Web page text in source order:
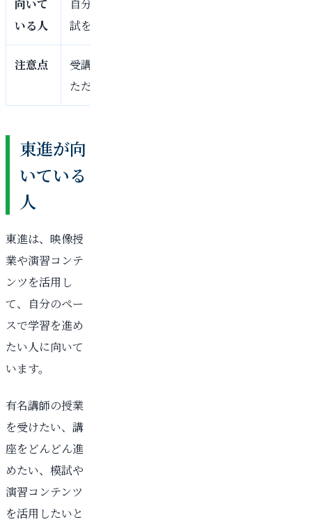
向いて
いる人
自分で映像授業を進められる人、豊富な講座や
試を活用したい人
注意点
受講ペースや復習管理が甘いと、映像授業を受
ただけで終わりやすい
東進が向
いている
人
東進は、映像授
業や演習コンテ
ンツを活用し
て、自分のペー
スで学習を進め
たい人に向いて
います。
有名講師の授業
を受けたい、講
座をどんどん進
めたい、模試や
演習コンテンツ
を活用したいと